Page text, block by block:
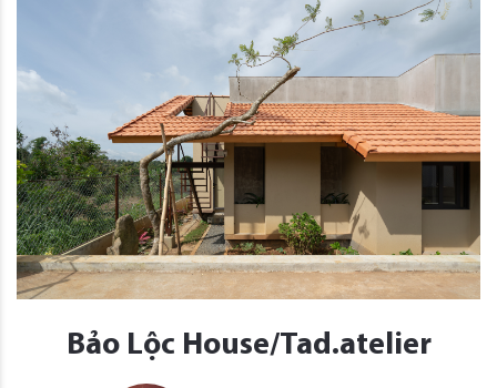
Bảo Lộc House/Tad.atelier